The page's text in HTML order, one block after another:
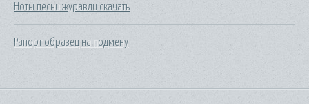
Ноты песни журавли скачать
Рапорт образец на подмену